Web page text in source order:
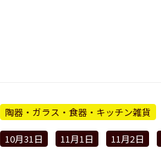
陶器・ガラス・食器・キッチン雑貨
10月31日
11月1日 11月2日